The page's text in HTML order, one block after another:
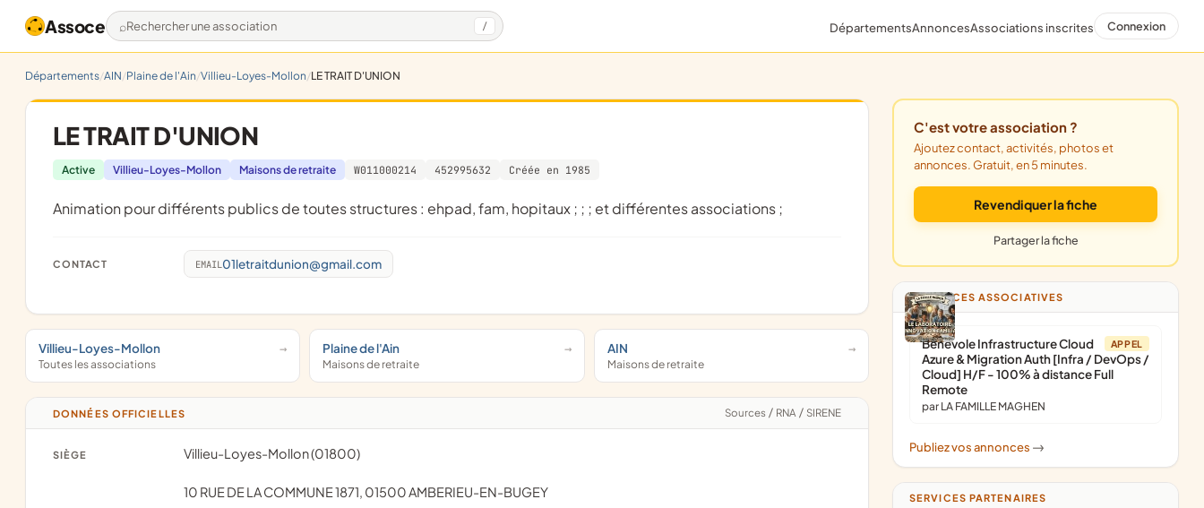
Assoce Rechercher une association / DépartementsAnnoncesAssociations inscrites Connexion
Départements AIN Plaine de l'Ain Villieu-Loyes-Mollon LE TRAIT D'UNION
LE TRAIT D'UNION
Active Villieu-Loyes-Mollon Maisons de retraite W011000214 452995632 Créée en 1985
animation pour différents publics de toutes structures : ehpad, fam, hopitaux ; ; ; et différentes associations ;
CONTACT EMAIL 01letraitdunion@gmail.com
Villieu-Loyes-Mollon
Toutes les associations
Plaine de l'Ain
Maisons de retraite
AIN
Maisons de retraite
DONNÉES OFFICIELLES Sources / RNA / SIRENE
SIÈGE Villieu-Loyes-Mollon (01800)
10 RUE DE LA COMMUNE 1871, 01500 AMBERIEU-EN-BUGEY
C'est votre association ?
Ajoutez contact, activités, photos et
annonces. Gratuit, en 5 minutes.
Revendiquer la fiche
Partager la fiche
ANNONCES ASSOCIATIVES
APPEL
Bénévole Infrastructure Cloud
Azure & Migration Auth [Infra / DevOps /
Cloud] H/F - 100% à distance Full
Remote
par LA FAMILLE MAGHEN
Publiez vos annonces ->
SERVICES PARTENAIRES